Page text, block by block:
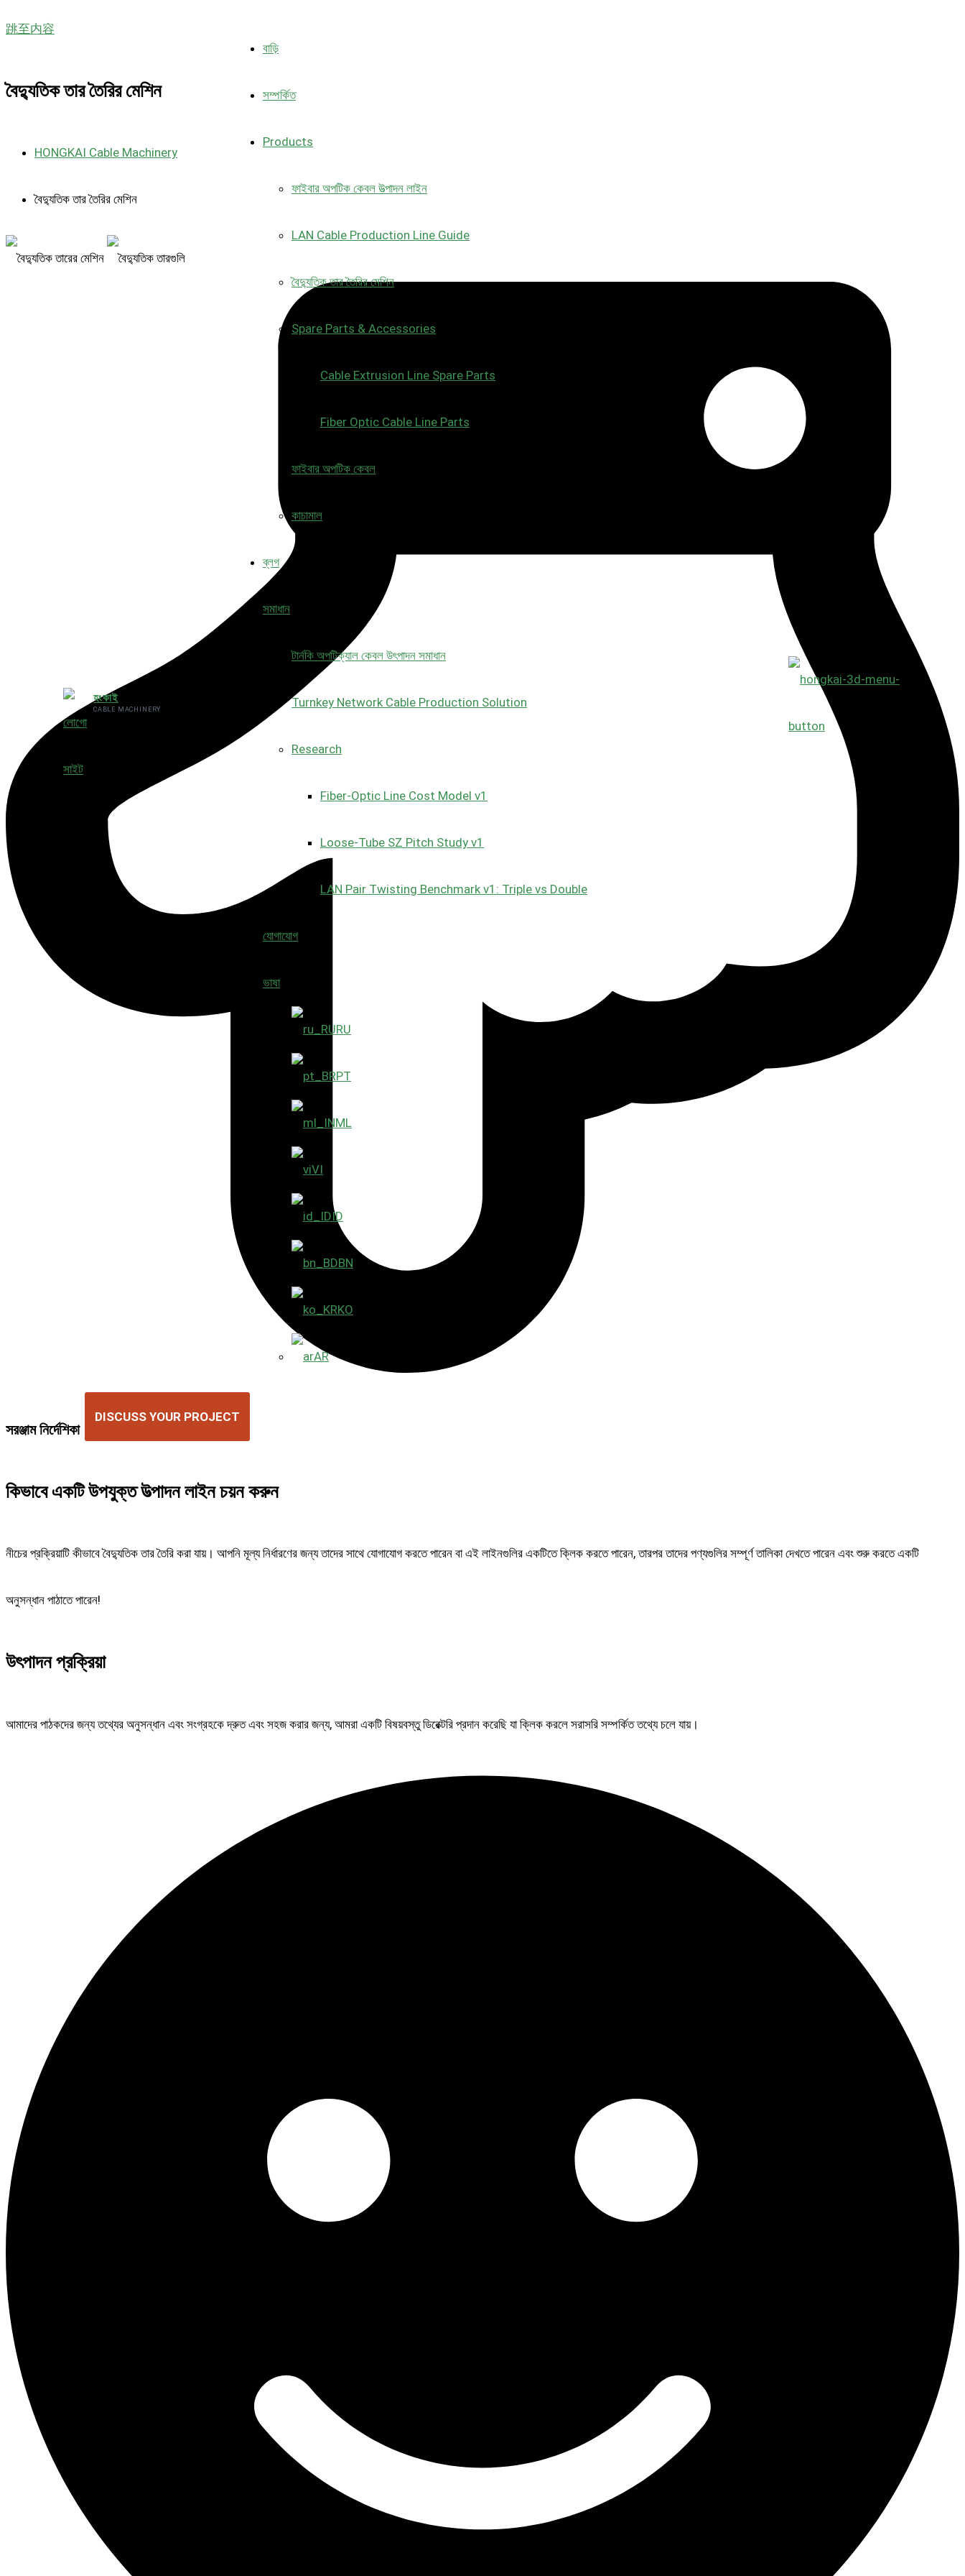
跳至内容
হংকাই
CABLE MACHINERY
বাড়ি
সম্পর্কিত
Products
ফাইবার অপটিক কেবল উত্পাদন লাইন
LAN Cable Production Line Guide
বৈদ্যুতিক তার তৈরির মেশিন
Spare Parts & Accessories
Cable Extrusion Line Spare Parts
Fiber Optic Cable Line Parts
ফাইবার অপটিক কেবল
কাচামাল
ব্লগ
সমাধান
টার্নকি অপটিক্যাল কেবল উৎপাদন সমাধান
Turnkey Network Cable Production Solution
Research
Fiber-Optic Line Cost Model v1
Loose-Tube SZ Pitch Study v1
LAN Pair Twisting Benchmark v1: Triple vs Double
যোগাযোগ
ভাষা
RU
PT
ML
VI
ID
BN
KO
AR
DISCUSS YOUR PROJECT
বৈদ্যুতিক তার তৈরির মেশিন
HONGKAI Cable Machinery
বৈদ্যুতিক তার তৈরির মেশিন
সরঞ্জাম নির্দেশিকা
কিভাবে একটি উপযুক্ত উত্পাদন লাইন চয়ন করুন
নীচের প্রক্রিয়াটি কীভাবে বৈদ্যুতিক তার তৈরি করা যায়। আপনি মূল্য নির্ধারণের জন্য তাদের সাথে যোগাযোগ করতে পারেন বা এই লাইনগুলির একটিতে ক্লিক করতে পারেন, তারপর তাদের পণ্যগুলির সম্পূর্ণ তালিকা দেখতে পারেন এবং শুরু করতে একটি
অনুসন্ধান পাঠাতে পারেন!
উৎপাদনপ্রক্রিয়া
আমাদের পাঠকদের জন্য তথ্যের অনুসন্ধান এবং সংগ্রহকে দ্রুত এবং সহজ করার জন্য, আমরা একটি বিষয়বস্তু ডিরেক্টরি প্রদান করেছি যা ক্লিক করলে সরাসরি সম্পর্কিত তথ্যে চলে যায়।